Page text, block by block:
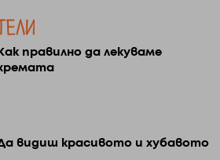
Как правилно да лекуваме
видиш красивото и хубавото